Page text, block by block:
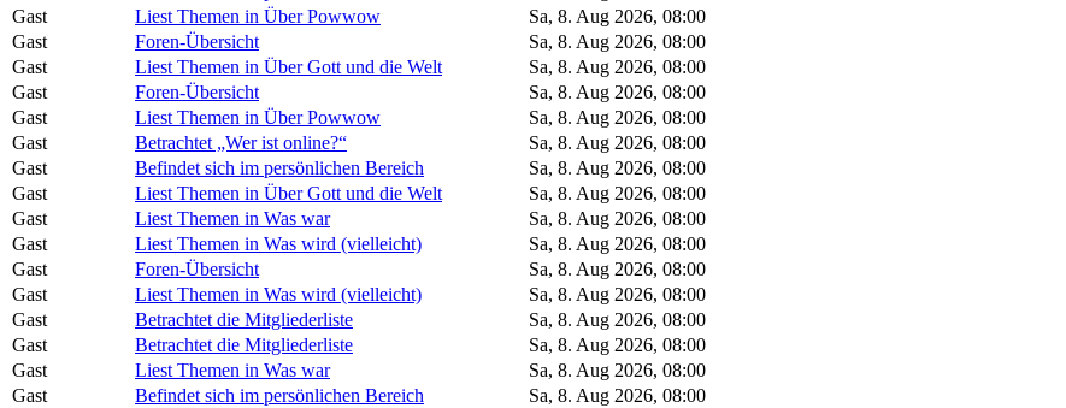
Gast
Liest Themen in Über Powwow
Sa, 8. Aug 2026, 08:00
Gast
Foren-Übersicht
Sa, 8. Aug 2026, 08:00
Gast
Liest Themen in Über Gott und die Welt
Sa, 8. Aug 2026, 08:00
Gast
Foren-Übersicht
Sa, 8. Aug 2026, 08:00
Gast
Liest Themen in Über Powwow
Sa, 8. Aug 2026, 08:00
Gast
Betrachtet „Wer ist online?“
Sa, 8. Aug 2026, 08:00
Gast
Befindet sich im persönlichen Bereich
Sa, 8. Aug 2026, 08:00
Gast
Liest Themen in Über Gott und die Welt
Sa, 8. Aug 2026, 08:00
Gast
Liest Themen in Was war
Sa, 8. Aug 2026, 08:00
Gast
Liest Themen in Was wird (vielleicht)
Sa, 8. Aug 2026, 08:00
Gast
Foren-Übersicht
Sa, 8. Aug 2026, 08:00
Gast
Liest Themen in Was wird (vielleicht)
Sa, 8. Aug 2026, 08:00
Gast
Betrachtet die Mitgliederliste
Sa, 8. Aug 2026, 08:00
Gast
Betrachtet die Mitgliederliste
Sa, 8. Aug 2026, 08:00
Gast
Liest Themen in Was war
Sa, 8. Aug 2026, 08:00
Gast
Befindet sich im persönlichen Bereich
Sa, 8. Aug 2026, 08:00